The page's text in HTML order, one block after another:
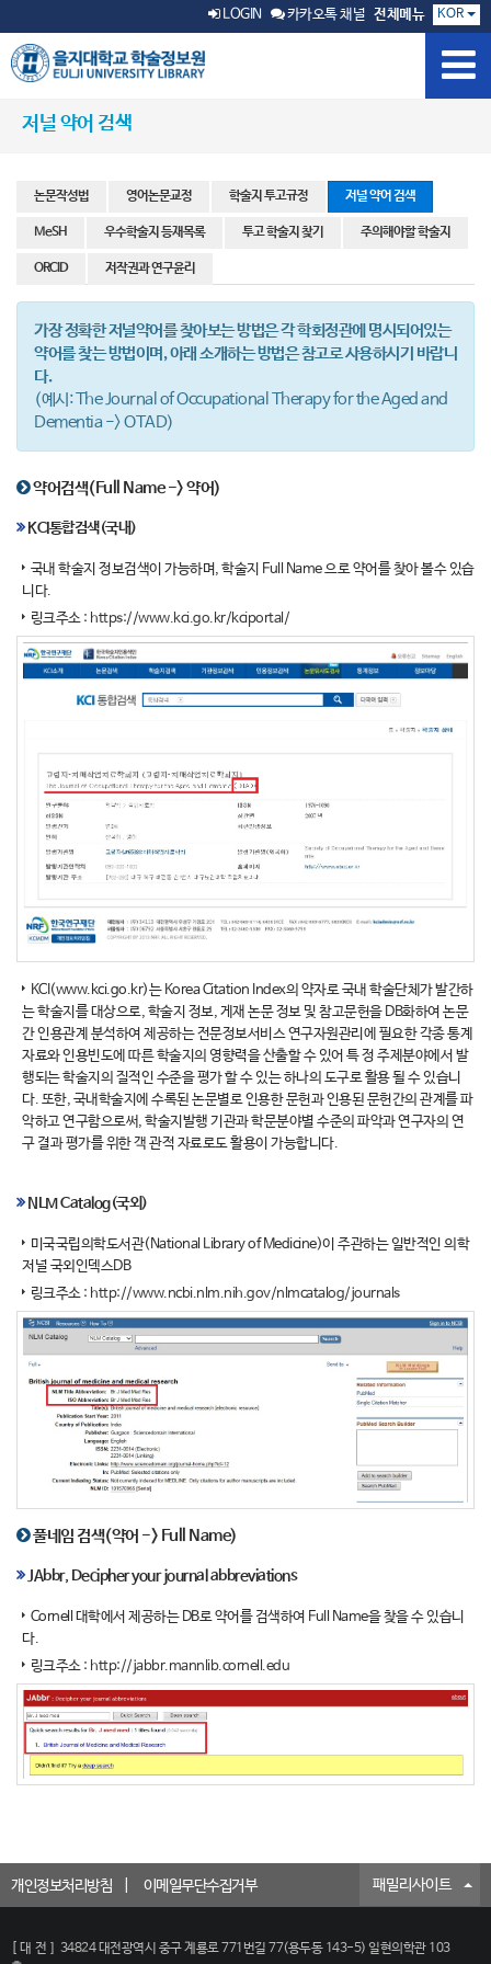
LOGIN 카카오톡 채널 전체메뉴 KOR
저널 약어 검색
논문작성법 영어논문교정 학술지 투고규정 저널 약어 검색
MeSH 우수학술지 등재목록 투고 학술지 찾기 주의해야할 학술지
ORCID 저작권과 연구윤리
가장 정확한 저널약어를 찾아보는 방법은 각 학회정관에 명시되어있는
약어를 찾는 방법이며, 아래 소개하는 방법은 참고로 사용하시기 바랍니
다.
(예시: The Journal of Occupational Therapy for the Aged and
Dementia -> OTAD)
약어검색(Full Name -> 약어)
KCI통합검색(국내)
국내 학술지 정보검색이 가능하며, 학술지 Full Name 으로 약어를 찾아 볼수 있습
니다.
링크주소 : https://www.kci.go.kr/kciportal/
KCI(www.kci.go.kr)는 Korea Citation Index의 약자로 국내 학술단체가 발간하
는 학술지를 대상으로, 학술지 정보, 게재 논문 정보 및 참고문헌을 DB화하여 논문
간 인용관계 분석하여 제공하는 전문정보서비스 연구자원관리에 필요한 각종 통계
자료와 인용빈도에 따른 학술지의 영향력을 산출할 수 있어 특 정 주제분야에서 발
행되는 학술지의 질적인 수준을 평가 할 수 있는 하나의 도구로 활용 될 수 있습니
다. 또한, 국내학술지에 수록된 논문별로 인용한 문헌과 인용된 문헌간의 관계를 파
악하고 연구함으로써, 학술지발행 기관과 학문분야별 수준의 파악과 연구자의 연
구 결과 평가를 위한 객 관적 자료로도 활용이 가능합니다.
NLM Catalog(국외)
미국국립의학도서관(National Library of Medicine)이 주관하는 일반적인 의학
저널 국외인덱스DB
링크주소 : http://www.ncbi.nlm.nih.gov/nlmcatalog/journals
풀네임 검색(약어 -> Full Name)
JAbbr, Decipher your journal abbreviations
Cornell 대학에서 제공하는 DB로 약어를 검색하여 Full Name을 찾을 수 있습니
다.
링크주소 : http://jabbr.mannlib.cornell.edu
개인정보처리방침 이메일무단수집거부 패밀리사이트
[대전]
34824 대전광역시 중구 계룡로 771번길 77(용두동 143-5) 일현의학관 103